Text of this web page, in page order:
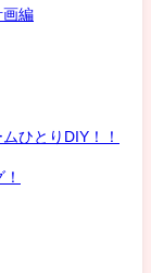
画編
ひとりDIY！！